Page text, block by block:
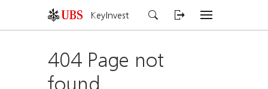
KeyInvest
404 Page not
found